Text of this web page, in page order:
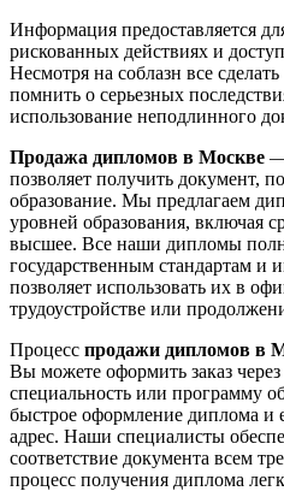
Информация предоставляется
рискованных действиях и
Несмотря на соблазн все
помнить о серьезных
использование неподлинного
Продажа дипломов в Москве —
позволяет получить документ,
образование. Мы предлагаем
уровней образования, включая
высшее. Все наши дипломы
государственным стандартам и
позволяет использовать их в
трудоустройстве или
Процесс продажи дипломов в
Вы можете оформить заказ
специальность или программу
быстрое оформление диплома и
адрес. Наши специалисты
соответствие документа всем
процесс получения диплома